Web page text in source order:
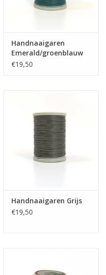
Handnaaigaren
Emerald/groenblauw
€19,50
Handnaaigaren Grijs
€19,50